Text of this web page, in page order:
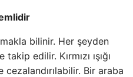
bilinir. Her şeyden
edilir. Kırmızı ışığı
Bir araba